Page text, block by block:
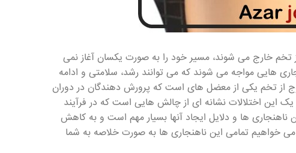
تخم خارج می شوند، مسیر خود را به صورت یکسان آغاز نمی
هایی مواجه می شوند که می توانند رشد، سلامتی و ادامه
از تخم یکی از معضل های است که پرورش دهندگان در دوران
این اختلالات نشانه ای از چالش هایی است که در فرآیند
ها و دلایل ایجاد آنها بسیار مهم است و به کاهش
می خواهیم تمامی این ناهنجاری ها به صورت خلاصه به شما